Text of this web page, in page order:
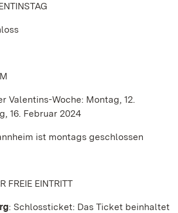
Valentins-Woche: Montag, 12.
16. Februar 2024
ist montags geschlossen
FREIE EINTRITT
: Schlossticket: Das Ticket beinhaltet